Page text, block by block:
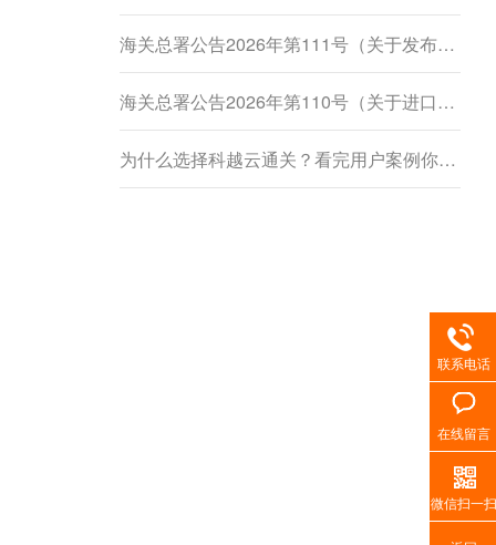
海关总署公告2026年第111号（关于发布《进出境动植物检疫处理监督管理工作规定》《进出境卫生处理监督管理工作规定》的公告）
海关总署公告2026年第110号（关于进口柬埔寨鲜食菠萝蜜植物检疫要求的公告）
为什么选择科越云通关？看完用户案例你就懂了
联系电话
在线留言
微信扫一扫